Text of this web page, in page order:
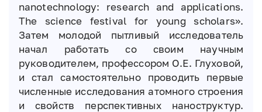
nanotechnology: research and applications.
The science festival for young scholars».
Затем молодой пытливый исследователь
начал работать со своим научным
руководителем, профессором О.Е. Глуховой,
и стал самостоятельно проводить первые
численные исследования атомного строения
и свойств перспективных наноструктур.